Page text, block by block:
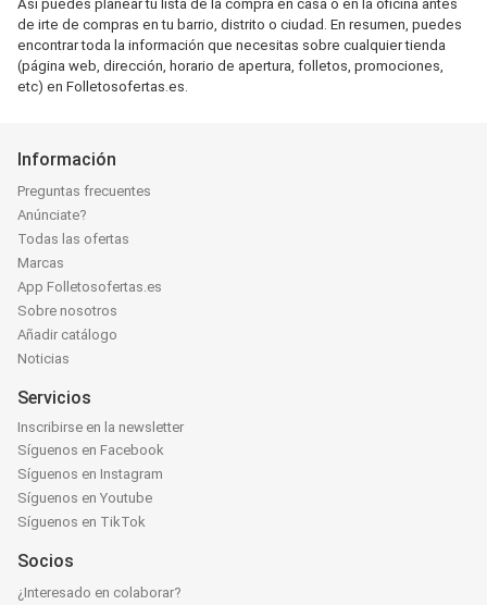
Así puedes planear tu lista de la compra en casa o en la oficina antes
de irte de compras en tu barrio, distrito o ciudad. En resumen, puedes
encontrar toda la información que necesitas sobre cualquier tienda
(página web, dirección, horario de apertura, folletos, promociones,
etc) en Folletosofertas.es.
Información
Preguntas frecuentes
Anúnciate?
Todas las ofertas
Marcas
App Folletosofertas.es
Sobre nosotros
Añadir catálogo
Noticias
Servicios
Inscribirse en la newsletter
Síguenos en Facebook
Síguenos en Instagram
Síguenos en Youtube
Síguenos en TikTok
Socios
¿Interesado en colaborar?